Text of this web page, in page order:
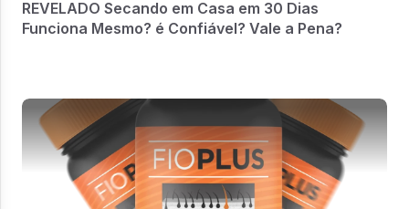
REVELADO Secando em Casa em 30 Dias
Funciona Mesmo? é Confiável? Vale a Pena?